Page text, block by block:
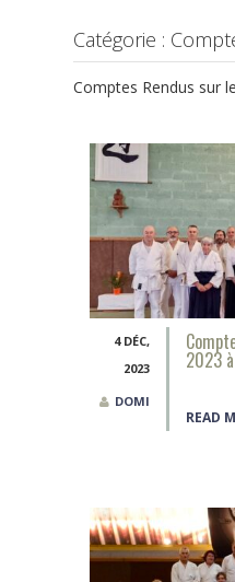
Catégorie :
Comptes Rendus sur
4 DÉC,
2023
DOMI
2023
READ